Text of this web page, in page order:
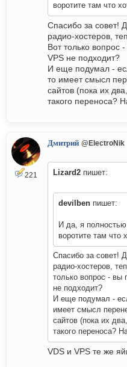
воротите там что
Спасибо за совет!
радио-хостеров,
Вот только вопрос
VPS не подходит?
И еще подумал -
то имеет смысл
сайтов (пока их
такого переноса?
221
Дмитрий @ElectroNik
Lizard2 пишет:
devilben пишет:
И да, я
воротите там что
Спасибо за совет!
радио-хостеров,
только вопрос - вы
не подходит?
И еще подумал -
имеет смысл
сайтов (пока их
такого переноса?
VDS и VPS те же